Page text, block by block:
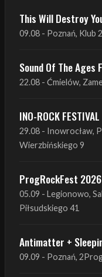
Sound Of The Ages
22.08 - Ćmielów,
INO-ROCK FESTIVAL
29.08 - Inowrocław,
ProgRockFest 2026
05.09 - Legionowo,
Antimatter +
09.09 - Poznań, 2Progi
Amelia Tokarska -
10.09 - Rybnik, Teatr